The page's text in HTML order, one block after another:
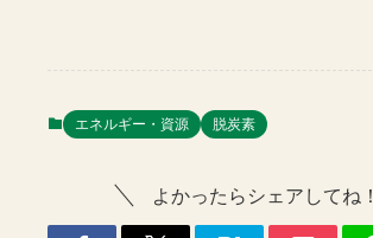
エネルギー・資源 脱炭素
よかったらシェアしてね！